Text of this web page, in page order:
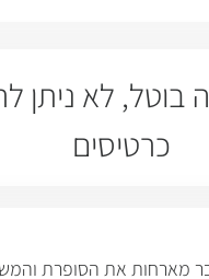
בוטל, לא ניתן
כרטיסים
מארחות את הסופרת